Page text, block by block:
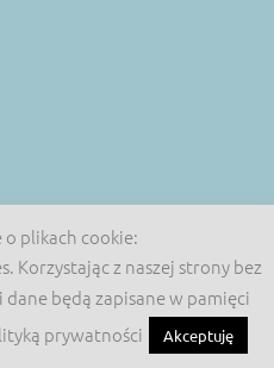
plikach cookie:
Korzystając z naszej strony bez
będą zapisane w pamięci
prywatności
Akceptuję